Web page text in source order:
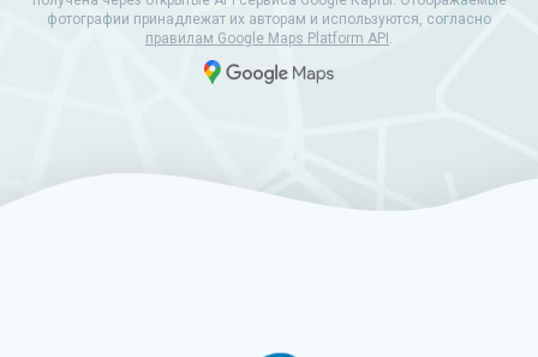
фотографии принадлежат их авторам и используются, согласно
правилам Google Maps Platform API .